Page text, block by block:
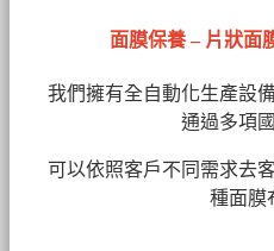
面膜保養 – 片狀面
我們擁有全自動化生產設
通過多項
可以依照客戶不同需求去
種面膜